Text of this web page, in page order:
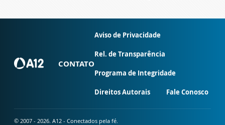
CONTATO
Aviso de Privacidade
Rel. de Transparência
Programa de Integridade
Direitos Autorais Fale Conosco
© 2007 - 2026. A12 - Conectados pela fé.